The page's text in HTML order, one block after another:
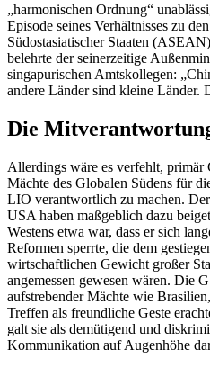
„harmonischen Ordnung“
Episode seines Verhältnisses zu
Südostasiatischer Staaten
belehrte der seinerzeitige
singapurischen Amtskollegen:
andere Länder sind kleine Länder.
Die
Allerdings wäre es verfehlt, primär
Mächte des Globalen Südens für
LIO verantwortlich zu machen.
USA haben maßgeblich dazu
Westens etwa war, dass er sich
Reformen sperrte, die dem
wirtschaftlichen Gewicht großer
angemessen gewesen wären. Die
aufstrebender Mächte wie
Treffen als freundliche Geste
galt sie als demütigend und
Kommunikation auf Augenhöhe